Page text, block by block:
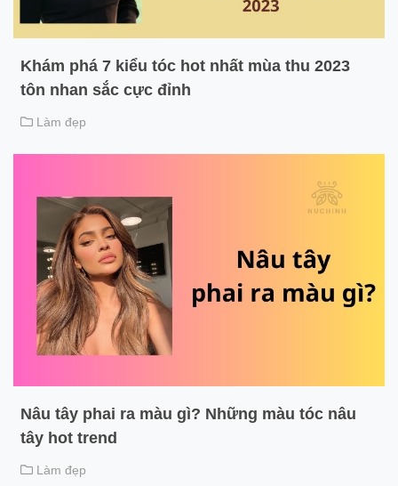
Khám phá 7 kiểu tóc hot nhất mùa thu 2023
tôn nhan sắc cực đỉnh
Làm đẹp
Nâu tây phai ra màu gì? Những màu tóc nâu
tây hot trend
Làm đẹp